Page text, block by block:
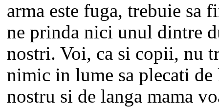
arma este fuga, trebuie sa
ne prinda nici unul dintre
nostri. Voi, ca si copii, nu
nimic in lume sa plecati
nostru si de langa mama